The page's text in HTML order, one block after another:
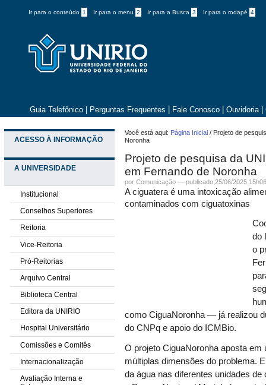
Ir para o conteúdo 1 Ir para o menu 2 Ir para a Busca 3 Ir para o rodapé 4
Guia Telefônico Perguntas Frequentes Fale Conosco Ouvidoria
ACESSO À INFORMAÇÃO
A UNIVERSIDADE
Institucional
Conselhos Superiores
Reitoria
Vice-Reitoria
Pró-Reitorias
Arquivo Central
Biblioteca Central
Editora da UNIRIO
Hospital Universitário
Comissões e Comitês
Internacionalização
Avaliação Interna e
Você está aqui: Página Inicial / Projeto de
Noronha
Projeto de pesquisa da
em Fernando de Noronha
porComunicação —publicado 25/06/2025
A ciguatera é uma intoxicação
contaminados com ciguatoxinas
do
o
como CiguaNoronha— já realizou
do CNPq e apoio do ICMBio.
O projeto CiguaNoronha aposta
múltiplas dimensões do problema.
da água nas diferentes unidades